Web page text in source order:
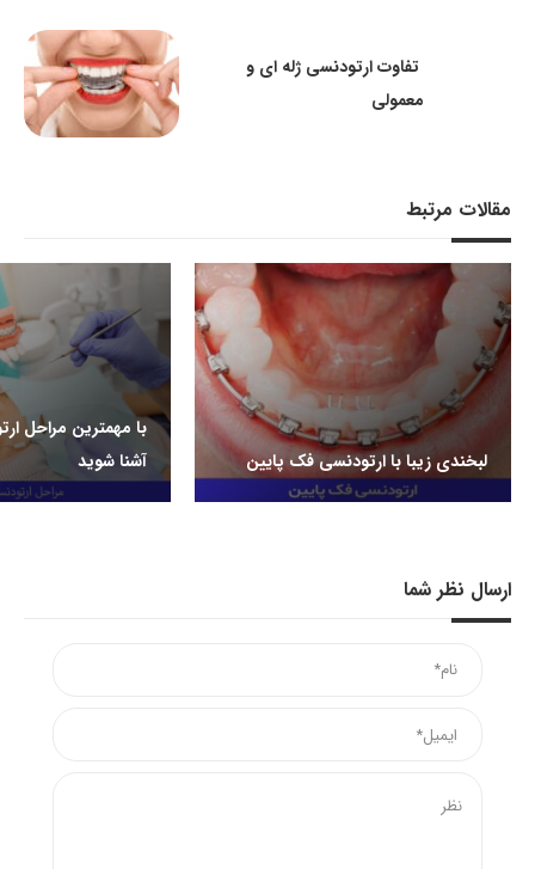
تفاوت ارتودنسی ژله ای و
معمولی
مقالات مرتبط
لبخندی زیبا با ارتودنسی فک پایین
با مهمترین مراحل
آشنا شوید
ارسال نظر شما